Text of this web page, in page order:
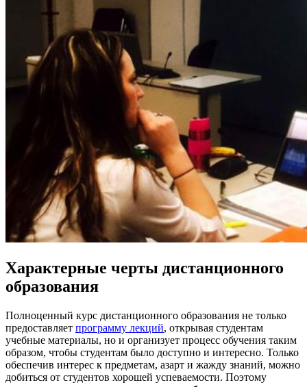
Характерные черты дистанционного
образования
Полноценный курс дистанционного образования не только
предоставляет программу лекций, открывая студентам
учебные материалы, но и организует процесс обучения таким
образом, чтобы студентам было доступно и интересно. Только
обеспечив интерес к предметам, азарт и жажду знаний, можно
добиться от студентов хорошей успеваемости. Поэтому